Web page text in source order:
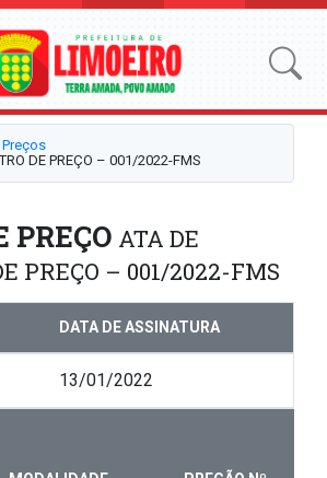
DE PREÇO – 001/2022-FMS
PREÇO ATA DE
PREÇO – 001/2022-FMS
DATA DE ASSINATURA
13/01/2022